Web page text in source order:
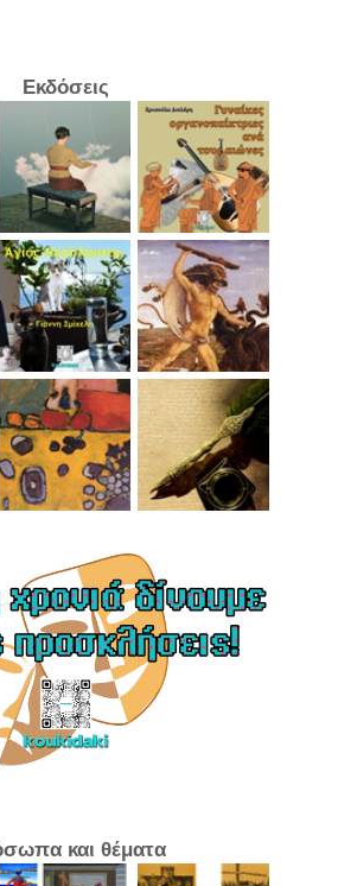
Εκδόσεις
και θέματα